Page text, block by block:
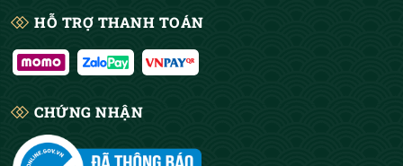
HỖ TRỢ THANH TOÁN
CHỨNG NHẬN